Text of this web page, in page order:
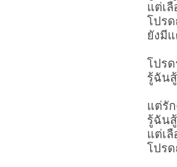
แต่เ
โปร
ยังมีแ
โปรด
รู้ฉัน
แต่รั
รู้ฉัน
แต่เ
โปร